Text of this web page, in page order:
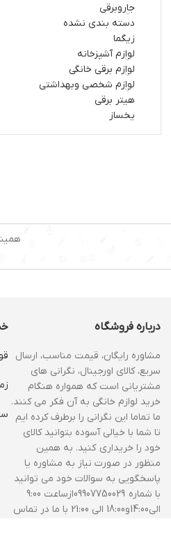
جاروبرقی
دسته بندی نشده
زیگما
لوازم آشپزخانه
لوازم برقی خانگی
لوازم شخصی وبهداشتی
هیتر برقی
یخساز
درباره فروشگاه
مشاوره رایگان، قیمت مناسب، ارسال
سریع، کالای اورجینال، نگرانی های
مشتریانی است که همواره هنگام
خرید لوازم خانگی به آن فکر می کنند.
ما تماما این نگرانی را برطرف کرده ایم
تا شما با خیالی آسوده بتوانید کالای
خود را خریداری کنید. به همین
منظور در صورت نیاز به مشاوره یا
پاسخگویی به سوالات خود می توانید
با شماره 09907750029ازساعت 9:00
الی14:00و18:00 الی 21:00 با ما در تماس